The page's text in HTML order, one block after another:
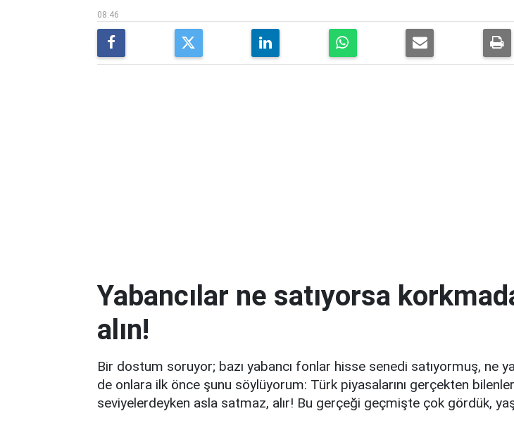
08:46
Yabancılar ne satıyorsa
alın!
Bir dostum soruyor; bazı yabancı fonlar hisse senedi satıyormuş, ne
de onlara ilk önce şunu söylüyorum: Türk piyasalarını gerçekten
seviyelerdeyken asla satmaz, alır! Bu gerçeği geçmişte çok gördük,